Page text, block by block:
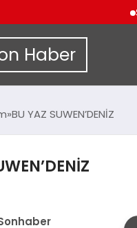
Haber
BU YAZ SUWEN’DENİZ